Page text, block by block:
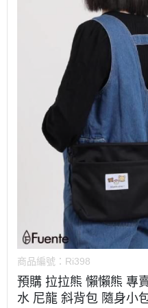
商品編號： Ri398
預購 拉拉熊 懶懶熊 專
水 尼龍 斜背包 隨身小